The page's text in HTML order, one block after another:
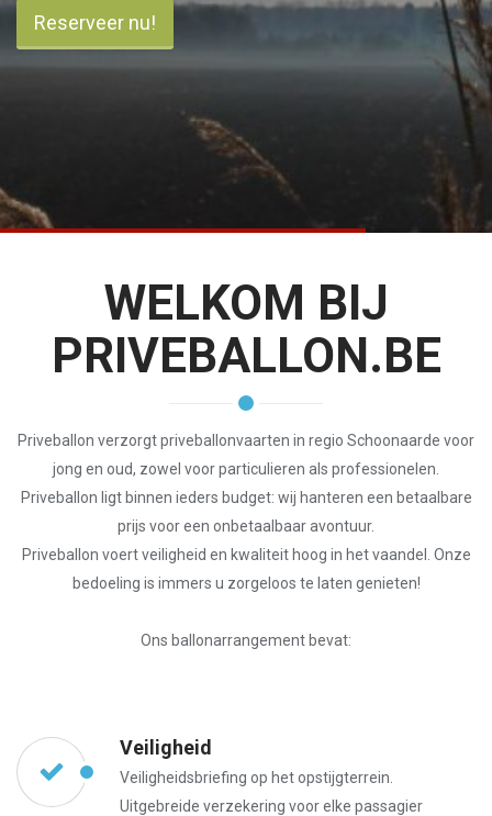
Reserveer nu!
WELKOM BIJ
PRIVEBALLON.BE
Priveballon verzorgt priveballonvaarten in regio Schoonaarde voor
jong en oud, zowel voor particulieren als professionelen.
Priveballon ligt binnen ieders budget: wij hanteren een betaalbare
prijs voor een onbetaalbaar avontuur.
Priveballon voert veiligheid en kwaliteit hoog in het vaandel. Onze
bedoeling is immers u zorgeloos te laten genieten!
Ons ballonarrangement bevat:
Veiligheid
Veiligheidsbriefing op het opstijgterrein.
Uitgebreide verzekering voor elke passagier